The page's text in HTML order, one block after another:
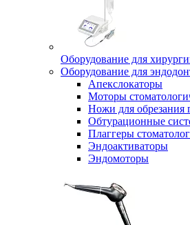
Оборудование для
Оборудование для
Апекслокаторы
Моторы
Ножи для обрезания
Обтурационные
Плаггеры
Эндоактиваторы
Эндомоторы